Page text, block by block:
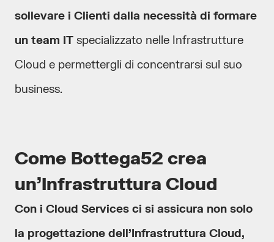
sollevare i Clienti dalla necessità di formare
un team IT specializzato nelle Infrastrutture
Cloud e permettergli di concentrarsi sul suo
business.
Come Bottega52 crea
un’Infrastruttura Cloud
Con i Cloud Services ci si assicura non solo
la progettazione dell’Infrastruttura Cloud,